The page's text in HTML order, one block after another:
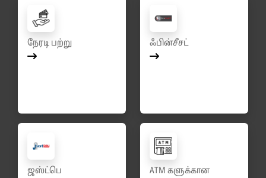
நேரடி பற்று ஃபின்சீசட்
ஜஸ்ட்பெ
ATM களுக்கான